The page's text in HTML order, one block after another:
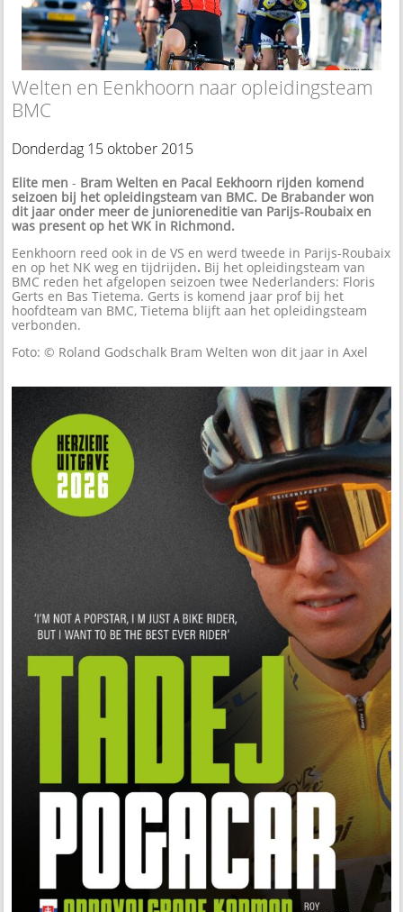
Welten en Eenkhoorn naar opleidingsteam
BMC
Donderdag 15 oktober 2015
Elite men - Bram Welten en Pacal Eekhoorn rijden komend
seizoen bij het opleidingsteam van BMC. De Brabander won
dit jaar onder meer de junioreneditie van Parijs-Roubaix en
was present op het WK in Richmond.
Eenkhoorn reed ook in de VS en werd tweede in Parijs-Roubaix
en op het NK weg en tijdrijden. Bij het opleidingsteam van
BMC reden het afgelopen seizoen twee Nederlanders: Floris
Gerts en Bas Tietema. Gerts is komend jaar prof bij het
hoofdteam van BMC, Tietema blijft aan het opleidingsteam
verbonden.
Foto: © Roland Godschalk Bram Welten won dit jaar in Axel